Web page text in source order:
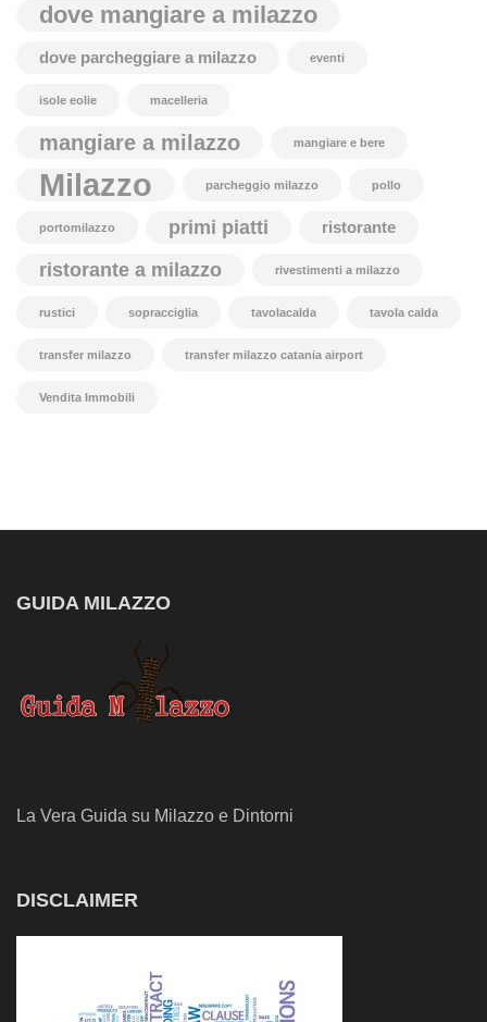
dove mangiare a milazzo
dove parcheggiare a milazzo eventi
isole eolie macelleria
mangiare a milazzo mangiare e bere
Milazzo parcheggio milazzo pollo
portomilazzo primi piatti ristorante
ristorante a milazzo rivestimenti a milazzo
rustici sopracciglia tavolacalda tavola calda
transfer milazzo transfer milazzo catania airport
Vendita Immobili
GUIDA MILAZZO
La Vera Guida su Milazzo e Dintorni
DISCLAIMER